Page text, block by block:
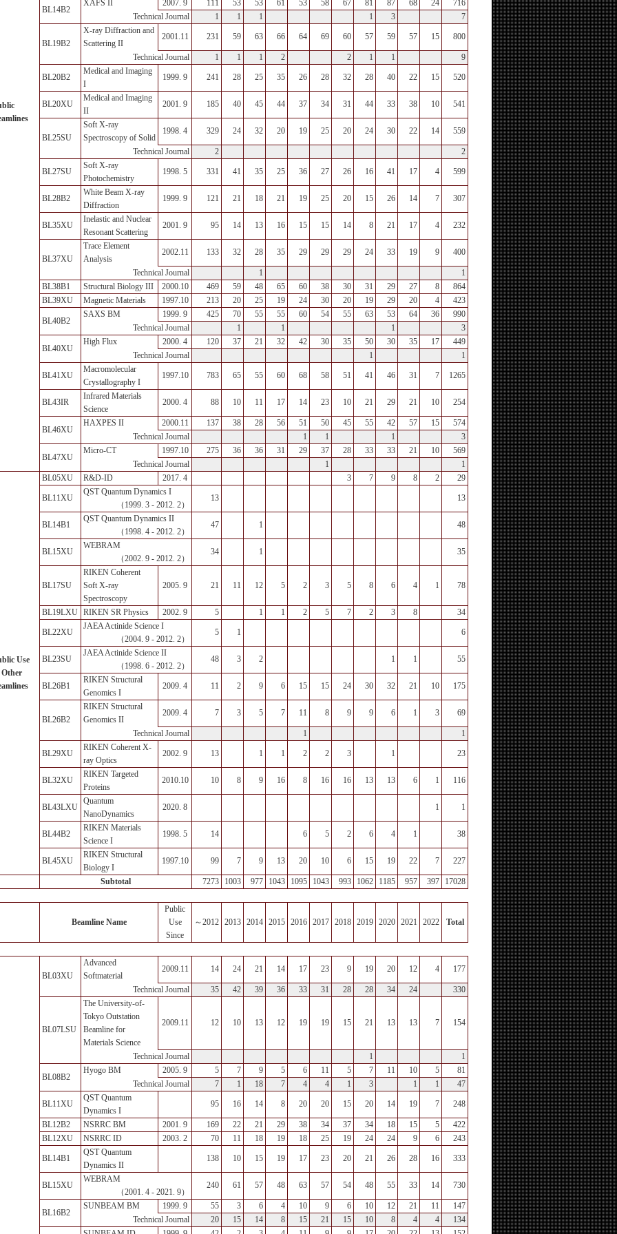
BL14B2
XAFS II 2007. 9 111 53 53 61 53 58 67 81 87 68 24 716
Technical Journal 1 1 1 1 3 7
BL19B2
X-ray Diffraction and
Scattering II
2001.11 231 59 63 66 64 69 60 57 59 57 15 800
Technical Journal 1 1 1 2 2 1 1 9
BL20B2
Medical and Imaging
I
1999. 9 241 28 25 35 26 28 32 28 40 22 15 520
BL20XU
Medical and Imaging
II
2001. 9 185 40 45 44 37 34 31 44 33 38 10 541
BL25SU
Soft X-ray
Spectroscopy of Solid
1998. 4 329 24 32 20 19 25 20 24 30 22 14 559
Technical Journal 2 2
BL27SU
Soft X-ray
Photochemistry
1998. 5 331 41 35 25 36 27 26 16 41 17 4 599
BL28B2
White Beam X-ray
Diffraction
1999. 9 121 21 18 21 19 25 20 15 26 14 7 307
BL35XU
Inelastic and Nuclear
Resonant Scattering
2001. 9 95 14 13 16 15 15 14 8 21 17 4 232
BL37XU
Trace Element
Analysis
2002.11 133 32 28 35 29 29 29 24 33 19 9 400
Technical Journal 1
1
BL38B1
Structural Biology III 2000.10 469 59 48 65 60 38 30 31 29 27 8
864
BL39XU
Magnetic Materials 1997.10 213 20 25 19 24 30 20 19 29 20 4 423
BL40B2
SAXS BM 1999. 9 425 70 55 55 60 54 55 63 53 64 36 990
Technical Journal 1 1 1 3
BL40XU
High Flux 2000. 4 120 37 21 32 42 30 35 50 30 35 17 449
Technical Journal 1 1
BL41XU
Macromolecular
Crystallography I
1997.10 783 65 55 60 68 58 51 41 46 31 7 1265
BL43IR
Infrared Materials
Science
2000. 4 88 10 11 17 14 23 10 21 29 21 10 254
BL46XU
HAXPES II 2000.11 137 38 28 56 51 50 45 55 42 57 15 574
Technical Journal 1 1 1 3
BL47XU
Micro-CT 1997.10 275 36 36 31 29 37 28 33 33 21 10 569
Technical Journal 1 1
Use
Other
BL05XU R&D-ID 2017. 4 3 7 9 8 2 29
BL11XU
QST Quantum Dynamics I
（1999. 3 - 2012. 2）
13 13
BL14B1
QST Quantum Dynamics II
（1998. 4 - 2012. 2）
47 1 48
BL15XU
WEBRAM
（2002. 9 - 2012. 2）
34 1 35
BL17SU
RIKEN Coherent
Soft X-ray
Spectroscopy
2005. 9 21 11 12 5 2 3 5 8 6 4 1 78
BL19LXU RIKEN SR Physics 2002. 9 5 1 1 2 5 7 2 3 8 34
BL22XU
JAEA Actinide Science I
（2004. 9 - 2012. 2）
5 1 6
BL23SU
JAEA Actinide Science II
（1998. 6 - 2012. 2）
48 3 2 1 1 55
BL26B1
RIKEN Structural
Genomics I
2009. 4 11 2 9 6 15 15 24 30 32 21 10 175
BL26B2
RIKEN Structural
Genomics II
2009. 4 7 3 5 7 11 8 9 9 6 1 3 69
Technical Journal 1 1
BL29XU
RIKEN Coherent X-
ray Optics
2002. 9 13 1 1 2 2 3 1 23
BL32XU
RIKEN Targeted
Proteins
2010.10 10 8 9 16 8 16 16 13 13 6 1 116
BL43LXU
Quantum
NanoDynamics
2020. 8 1 1
BL44B2
RIKEN Materials
Science I
1998. 5 14 6 5 2 6 4 1 38
BL45XU
RIKEN Structural
Biology I
1997.10 99 7 9 13 20 10 6 15 19 22 7 227
Subtotal 7273 1003 977 1043 1095 1043 993 1062 1185 957 397 17028
Beamline Name
Public
Use
Since
～2012 2013 2014 2015 2016 2017 2018 2019 2020 2021 2022 Total
BL03XU
Advanced
Softmaterial
2009.11 14 24 21 14 17 23 9 19 20 12 4 177
Technical Journal 35 42 39 36 33 31 28 28 34 24 330
BL07LSU
The University-of-
Tokyo Outstation
Beamline for
Materials Science
2009.11 12 10 13 12 19 19 15 21 13 13 7 154
Technical Journal 1 1
BL08B2
Hyogo BM 2005. 9 5 7 9 5 6 11 5 7 11 10 5 81
Technical Journal 7 1 18 7 4 4 1 3 1 1 47
BL11XU
QST Quantum
Dynamics I
95 16 14 8 20 20 15 20 14 19 7 248
BL12B2 NSRRC BM 2001. 9 169 22 21 29 38 34 37 34 18 15 5
422
BL12XU
NSRRC ID 2003. 2 70 11 18 19 18 25 19 24 24 9 6 243
BL14B1
QST Quantum
Dynamics II
138 10 15 19 17 23 20 21 26 28 16 333
BL15XU
WEBRAM
（2001. 4 - 2021. 9）
240 61 57 48 63 57 54 48 55 33 14 730
BL16B2
SUNBEAM BM 1999. 9 55 3 6 4 10 9 6 10 12 21 11 147
Technical Journal 20 15 14 8 15 21 15 10 8 4 4
134